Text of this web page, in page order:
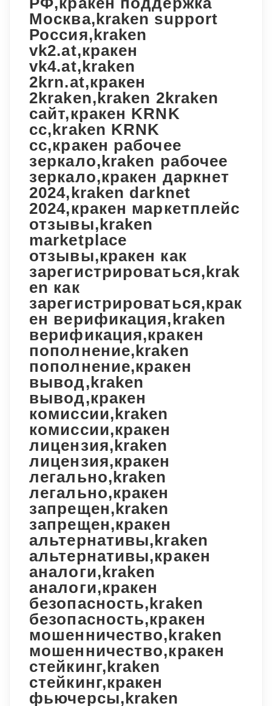
Москва,kraken support
Россия,kraken
vk2.at,кракен
vk4.at,kraken
2krn.at,кракен
2kraken,kraken 2kraken
сайт,кракен KRNK
cc,kraken KRNK
cc,кракен рабочее
зеркало,kraken рабочее
зеркало,кракен даркнет
2024,kraken darknet
2024,кракен маркетплейс
отзывы,kraken
marketplace
отзывы,кракен как
зарегистрироваться,krak
en как
зарегистрироваться,крак
ен верификация,kraken
верификация,кракен
пополнение,kraken
пополнение,кракен
вывод,kraken
вывод,кракен
комиссии,kraken
комиссии,кракен
лицензия,kraken
лицензия,кракен
легально,kraken
легально,кракен
запрещен,kraken
запрещен,кракен
альтернативы,kraken
альтернативы,кракен
аналоги,kraken
аналоги,кракен
безопасность,kraken
безопасность,кракен
мошенничество,kraken
мошенничество,кракен
стейкинг,kraken
стейкинг,кракен
фьючерсы,kraken